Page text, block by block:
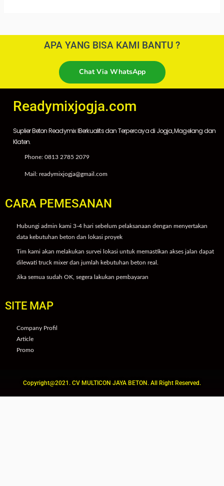
APA YANG BISA KAMI BANTU ?
Chat Via WhatsApp
Readymixjogja.com
Suplier Beton Readymix IBerkualits dan Terpercaya di Jogja, Magelang dan
Klaten.
Phone: 0813 2785 2079
Mail: readymixjogja@gmail.com
CARA PEMESANAN
Hubungi admin kami 3-4 hari sebelum pelaksanaan dengan menyertakan
data kebutuhan beton dan lokasi proyek
Tim kami akan melakukan survei lokasi untuk memastikan akses jalan dapat
dilewati truck mixer dan jumlah kebutuhan beton real.
Jika semua sudah OK, segera lakukan pembayaran
SITE MAP
Company Profil
Article
Promo
Copyright@2021. CV MULTICON JAYA BETON. All Right Reserved.